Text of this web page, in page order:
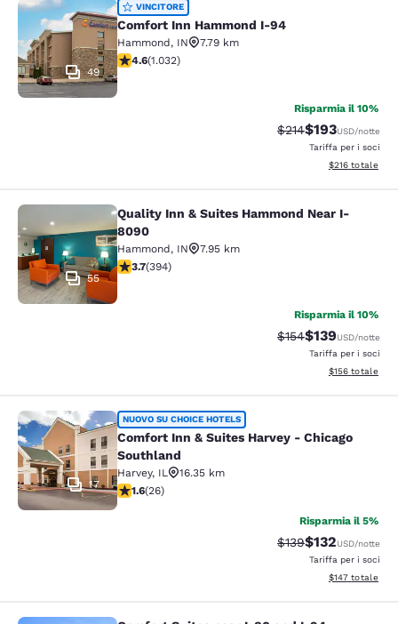
Comfort Inn Hammond I-94
49
VINCITORE
Comfort Inn Hammond I-94
Hammond, IN
7.79 km
Valutazione di 4.56 stelle. Ottimo. 1032 recensioni
4.6(1.032)
Risparmia il 10%
Tariffa di barratura:
$214Tariffa
$193USD/notte
Tariffa per i soci
Visualizza i
$216 totale
Quality Inn & Suites Hammond
55
Quality Inn & Suites Hammond Near I-
8090
Hammond, IN
7.95 km
Valutazione di 3.71 stelle. Buono. 394 recensioni
3.7(394)
Risparmia il 10%
Tariffa di barratura:
$154Tariffa
$139USD/notte
Tariffa per i soci
Visualizza i
$156 totale
Comfort Inn & Suites Harvey -
17
NUOVO SU CHOICE HOTELS
Comfort Inn & Suites Harvey - Chicago
Southland
Harvey, IL
16.35 km
Valutazione di 1.65 stelle. Discreto. 26 recensioni
1.6(26)
Risparmia il 5%
Tariffa di barratura:
$139Tariffa
$132USD/notte
Tariffa per i soci
Visualizza i
$147 totale